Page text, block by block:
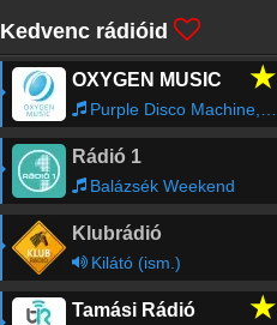
Kedvenc rádióid
OXYGEN MUSIC ★
Purple Disco Machine, Kungs - Substitution
Rádió 1
Balázsék Weekend
Klubrádió
Kilátó (ism.)
Tamási Rádió ★